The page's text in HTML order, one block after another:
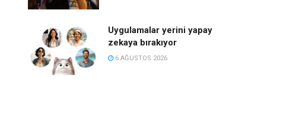
Uygulamalar yerini yapay
zekaya bırakıyor
6 AĞUSTOS 2026